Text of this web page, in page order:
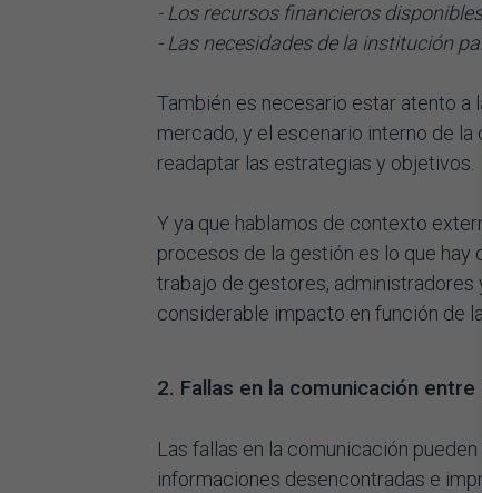
- Los recursos financieros
- Las necesidades de la institución
También es necesario estar atento a
mercado, y el escenario interno de la
readaptar las estrategias y objetivos.
Y ya que hablamos de contexto
procesos de la gestión es lo que
trabajo de gestores, administradores
considerable impacto en función de
2. Fallas en la comunicación entre
Las fallas en la comunicación
informaciones desencontradas e